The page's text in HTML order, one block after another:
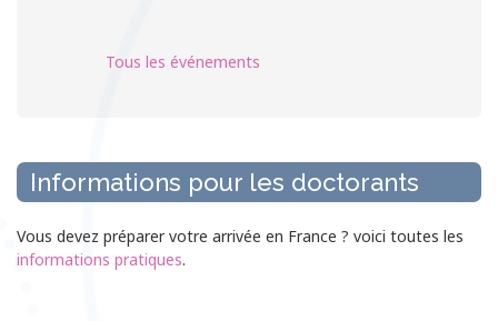
Tous les événements
Informations pour les doctorants
Vous devez préparer votre arrivée en France ? voici toutes les
informations pratiques.